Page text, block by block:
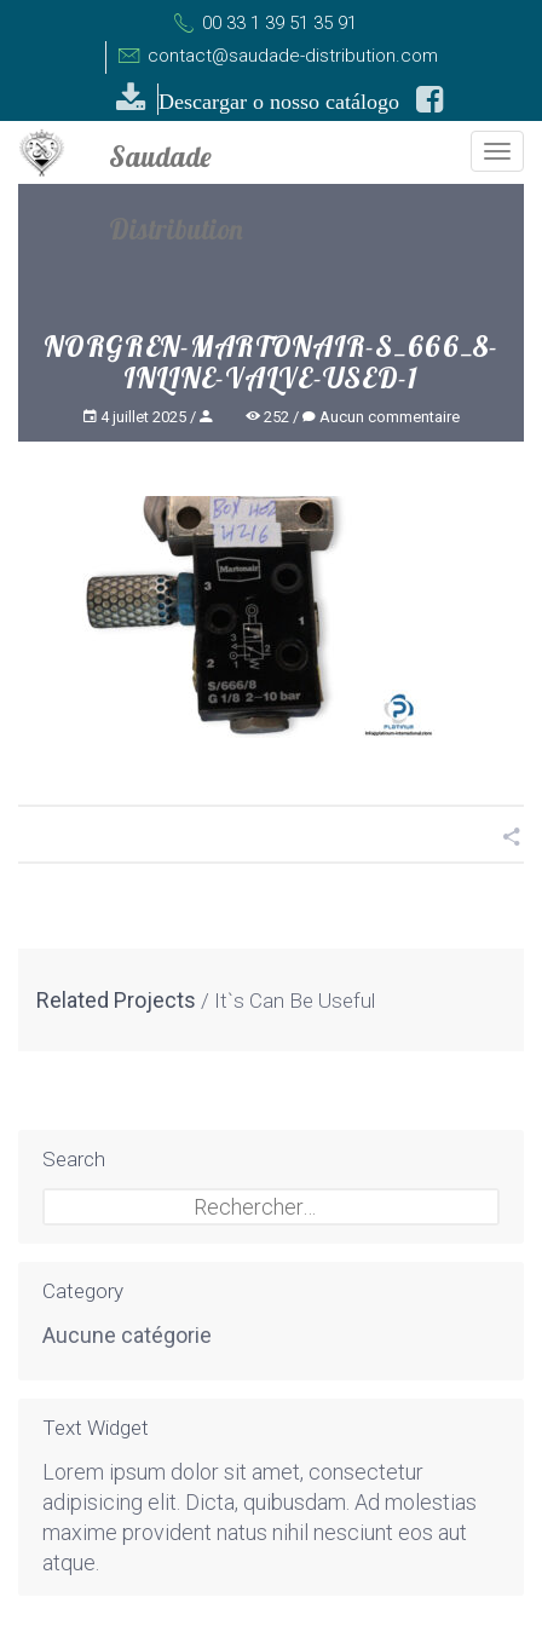
00 33 1 39 51 35 91
contact@saudade-distribution.com
Descargar o nosso catálogo
NORGREN-MARTONAIR-S_666_8-
INLINE-VALVE-USED-1
4 juillet 2025 252 Aucun commentaire
Related Projects It`s Can Be Useful
Search
Category
Aucune catégorie
Text Widget
Lorem ipsum dolor sit amet, consectetur
adipisicing elit. Dicta, quibusdam. Ad molestias
maxime provident natus nihil nesciunt eos aut
atque.